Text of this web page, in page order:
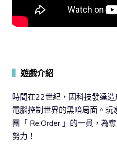
遊戲介紹
時間在22世紀，因科技發達
電腦控制世界的黑暗局面。玩
團「 Re:Order 」的一員，為
努力！